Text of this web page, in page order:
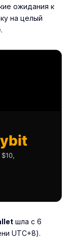
ожидания к
на целый
шла с 6
UTC+8).